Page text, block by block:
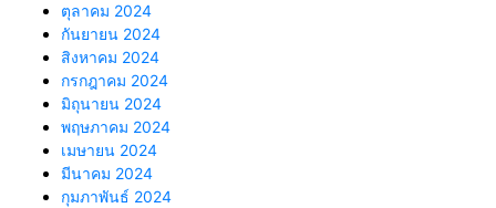
ตุลาคม 2024
กันยายน 2024
สิงหาคม 2024
กรกฎาคม 2024
มิถุนายน 2024
พฤษภาคม 2024
เมษายน 2024
มีนาคม 2024
กุมภาพันธ์ 2024